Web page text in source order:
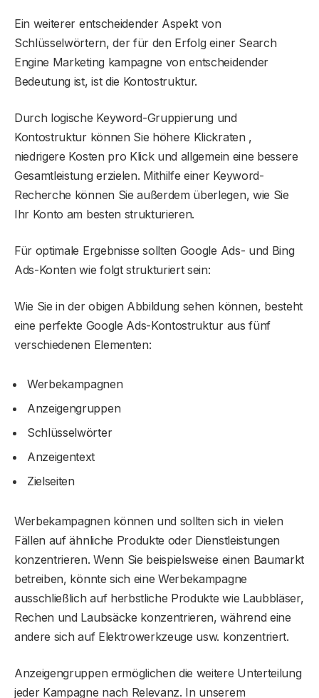
Ein weiterer entscheidender Aspekt von
Schlüsselwörtern, der für den Erfolg einer Search
Engine Marketing kampagne von entscheidender
Bedeutung ist, ist die Kontostruktur.
Durch logische Keyword-Gruppierung und
Kontostruktur können Sie höhere Klickraten ,
niedrigere Kosten pro Klick und allgemein eine bessere
Gesamtleistung erzielen. Mithilfe einer Keyword-
Recherche können Sie außerdem überlegen, wie Sie
Ihr Konto am besten strukturieren.
Für optimale Ergebnisse sollten Google Ads- und Bing
Ads-Konten wie folgt strukturiert sein:
Wie Sie in der obigen Abbildung sehen können, besteht
eine perfekte Google Ads-Kontostruktur aus fünf
verschiedenen Elementen:
Werbekampagnen
Anzeigengruppen
Schlüsselwörter
Anzeigentext
Zielseiten
Werbekampagnen können und sollten sich in vielen
Fällen auf ähnliche Produkte oder Dienstleistungen
konzentrieren. Wenn Sie beispielsweise einen Baumarkt
betreiben, könnte sich eine Werbekampagne
ausschließlich auf herbstliche Produkte wie Laubbläser,
Rechen und Laubsäcke konzentrieren, während eine
andere sich auf Elektrowerkzeuge usw. konzentriert.
Anzeigengruppen ermöglichen die weitere Unterteilung
jeder Kampagne nach Relevanz. In unserem